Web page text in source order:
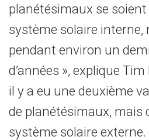
planétésimaux se
système solaire interne,
pendant environ un
d’années », explique
il y a eu une deuxième
de planétésimaux, mais
système solaire externe.